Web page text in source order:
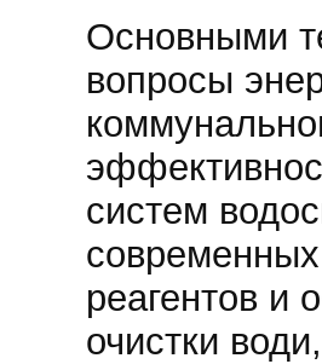
Основными
вопросы
систем
реагентов и
очистки